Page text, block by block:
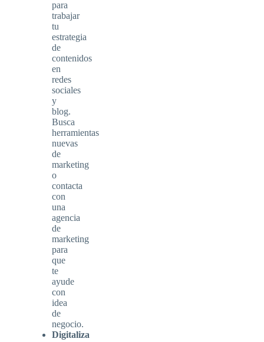
para
trabajar
tu
estrategia
de
contenidos
en
redes
sociales
y
blog.
Busca
herramientas
nuevas
de
marketing
o
contacta
con
una
agencia
de
marketing
para
que
te
ayude
con
idea
de
negocio.
Digitaliza